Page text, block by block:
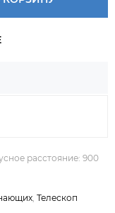
расстояние: 900
Телескоп